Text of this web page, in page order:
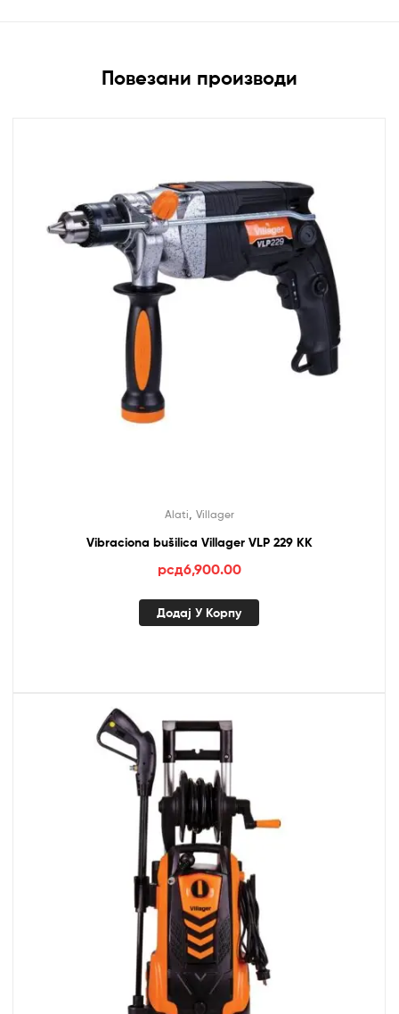
Повезани производи
Alati Villager
Vibraciona bušilica Villager VLP 229 KK
рсд6,900.00
Додај У Корпу